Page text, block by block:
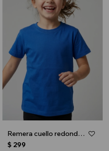
Remera cuello redondo ICONIC 150 - UNISEX - Azul oscuro
$ 299